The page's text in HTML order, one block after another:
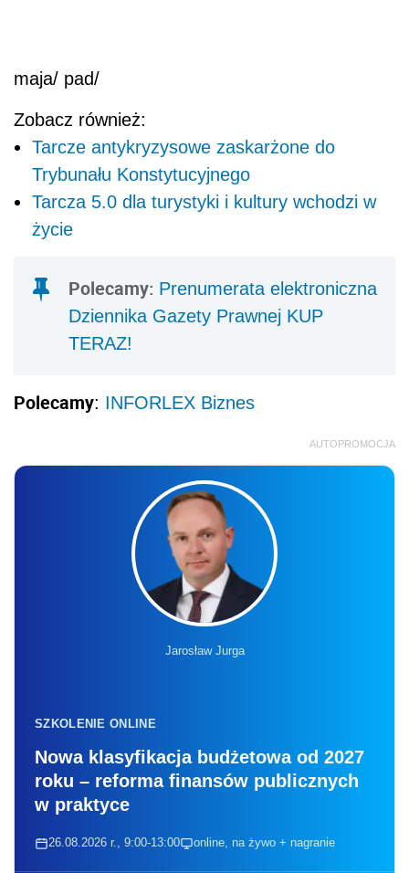
maja/ pad/
Zobacz również:
Tarcze antykryzysowe zaskarżone do
Trybunału Konstytucyjnego
Tarcza 5.0 dla turystyki i kultury wchodzi w
życie
Polecamy: Prenumerata elektroniczna
Dziennika Gazety Prawnej KUP
TERAZ!
Polecamy: INFORLEX Biznes
AUTOPROMOCJA
Jarosław Jurga
SZKOLENIE ONLINE
Nowa klasyfikacja budżetowa od 2027
roku – reforma finansów publicznych
w praktyce
26.08.2026 r., 9:00-13:00 online, na żywo + nagranie